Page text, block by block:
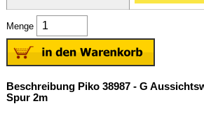
Menge
Beschreibung Piko 38987 - G
Spur 2m